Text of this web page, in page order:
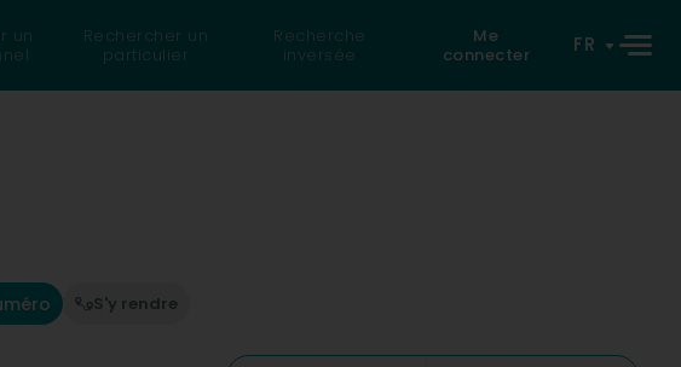
un
Rechercher un
particulier
Recherche
inversée
Me
connecter
FR
S'y rendre